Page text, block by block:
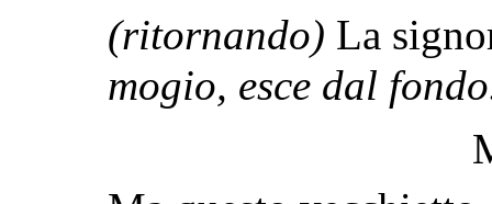
(ritornando) La
mogio, esce dal